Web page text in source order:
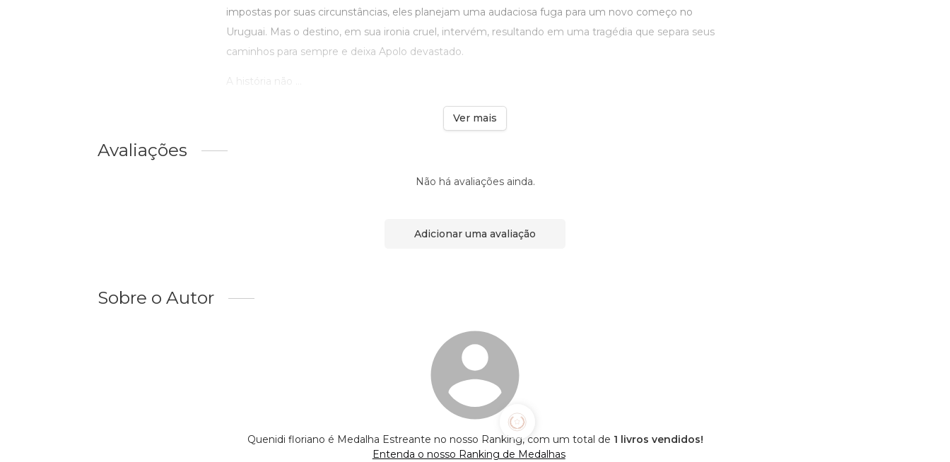
impostas por suas circunstâncias, eles planejam uma audaciosa fuga para um novo começo no
Uruguai. Mas o destino, em sua ironia cruel, intervém, resultando em uma tragédia que separa seus
caminhos para sempre e deixa Apolo devastado.
A história não ...
Ver mais
Avaliações
Não há avaliações ainda.
Adicionar uma avaliação
Sobre o Autor
Quenidi floriano é Medalha Estreante no nosso Ranking, com um total de 1 livros vendidos!
Entenda o nosso Ranking de Medalhas